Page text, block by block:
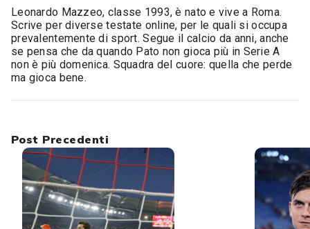
Leonardo Mazzeo, classe 1993, è nato e vive a Roma.
Scrive per diverse testate online, per le quali si occupa
prevalentemente di sport. Segue il calcio da anni, anche
se pensa che da quando Pato non gioca più in Serie A
non è più domenica. Squadra del cuore: quella che perde
ma gioca bene.
Post Precedenti